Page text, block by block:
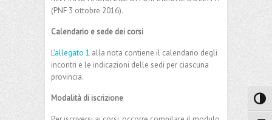
nel PIANO NAZIONALE DI FORMAZIONE DOCENTI
(PNF 3 ottobre 2016).
L’ allegato 1
alla nota contiene il calendario degli
incontri e le indicazioni delle sedi per ciascuna
provincia.